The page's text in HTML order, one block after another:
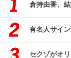
倉持由香、
有名人サイ
セクゾがオ